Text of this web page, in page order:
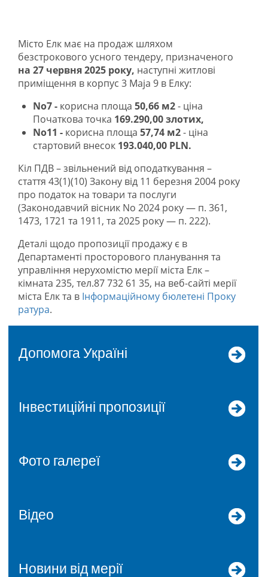
Місто Елк має на продаж шляхом
безстрокового усного тендеру, призначеного
на 27 червня 2025 року, наступні житлові
приміщення в корпус 3 Maja 9 в Елку:
No7 - корисна площа 50,66 м2- ціна
Початкова точка 169.290,00 злотих,
No11 - корисна площа 57,74 м2- ціна
стартовий внесок 193.040,00 PLN.
Кіл ПДВ – звільнений від оподаткування –
стаття 43(1)(10) Закону від 11 березня 2004 року
про податок на товари та послуги
(Законодавчий вісник No 2024 року — п. 361,
1473, 1721 та 1911, та 2025 року — п. 222).
Деталі щодо пропозиції продажу є в
Департаменті просторового планування та
управління нерухомістю мерії міста Елк –
кімната 235, тел.87 732 61 35, на веб-сайті мерії
міста Елк та в Інформаційному бюлетені Проку
ратура.
допомога Україні
Інвестиційні пропозиції
Фото галереї
Відео
Новини від мерії